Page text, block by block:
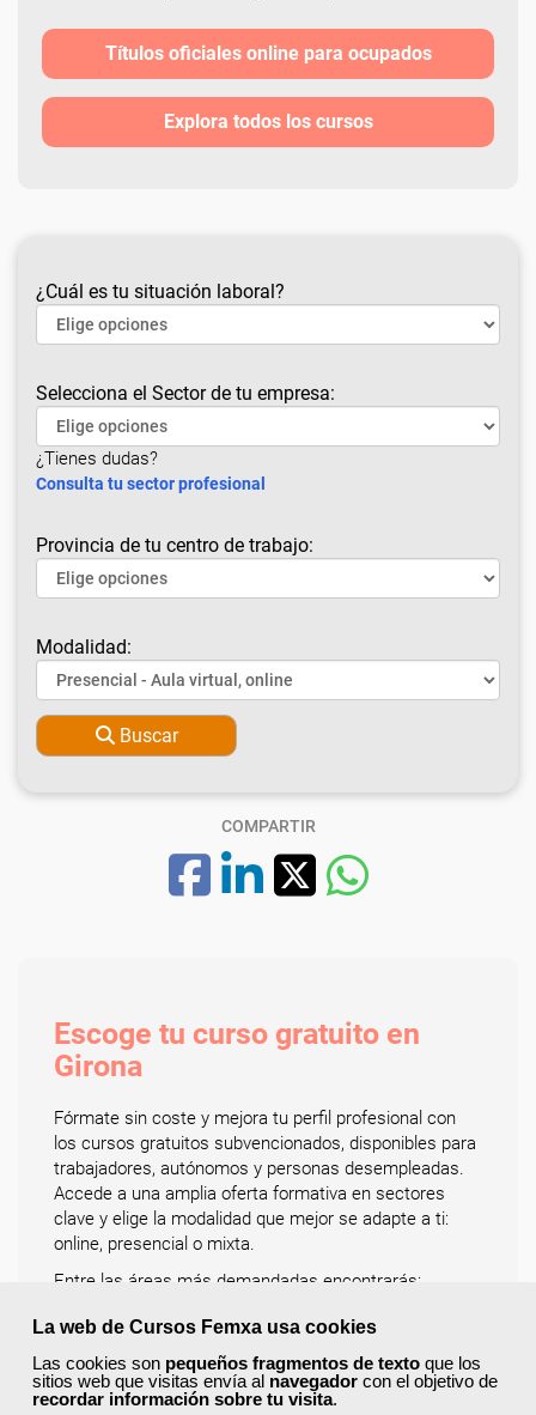
La web de Cursos Femxa usa cookies
Las cookies son pequeños fragmentos de texto que los
sitios web que visitas envía al navegador con el objetivo de
recordar información sobre tu visita.
Títulos oficiales online para ocupados
Explora todos los cursos
¿Cuál es tu situación laboral?
Selecciona el Sector de tu empresa:
¿Tienes dudas?
Consulta tu sector profesional
Provincia de tu centro de trabajo:
Modalidad:
Buscar
COMPARTIR
Escoge tu curso gratuito en
Girona
Fórmate sin coste y mejora tu perfil profesional con
los cursos gratuitos subvencionados, disponibles para
trabajadores, autónomos y personas desempleadas.
Accede a una amplia oferta formativa en sectores
clave y elige la modalidad que mejor se adapte a ti:
online, presencial o mixta.
Entre las áreas más demandadas encontrarás:
comercio y marketing, educación y docencia,
hostelería y turismo, idiomas, sanidad, logística y
transporte, y prevención de riesgos laborales y
medioambiente.